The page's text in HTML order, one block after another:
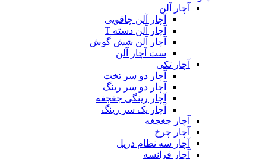
آچار آلن
آچار آلن چاقویی
آچار آلن دسته T
آچار آلن شش گوش
ست آچار آلن
آچار تکی
آچار دو سر تخت
آچار دو سر رینگ
آچار رینگی جغجغه
آچار یک سر رینگ
آچار جغجغه
آچار چرخ
آچار سه نظام دریل
آچار فرانسه